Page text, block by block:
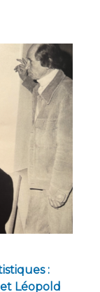
:
Léopold